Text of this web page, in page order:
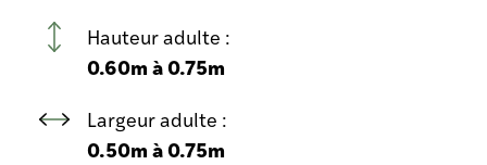
Hauteur adulte :
0.60m à 0.75m
Largeur adulte :
0.50m à 0.75m